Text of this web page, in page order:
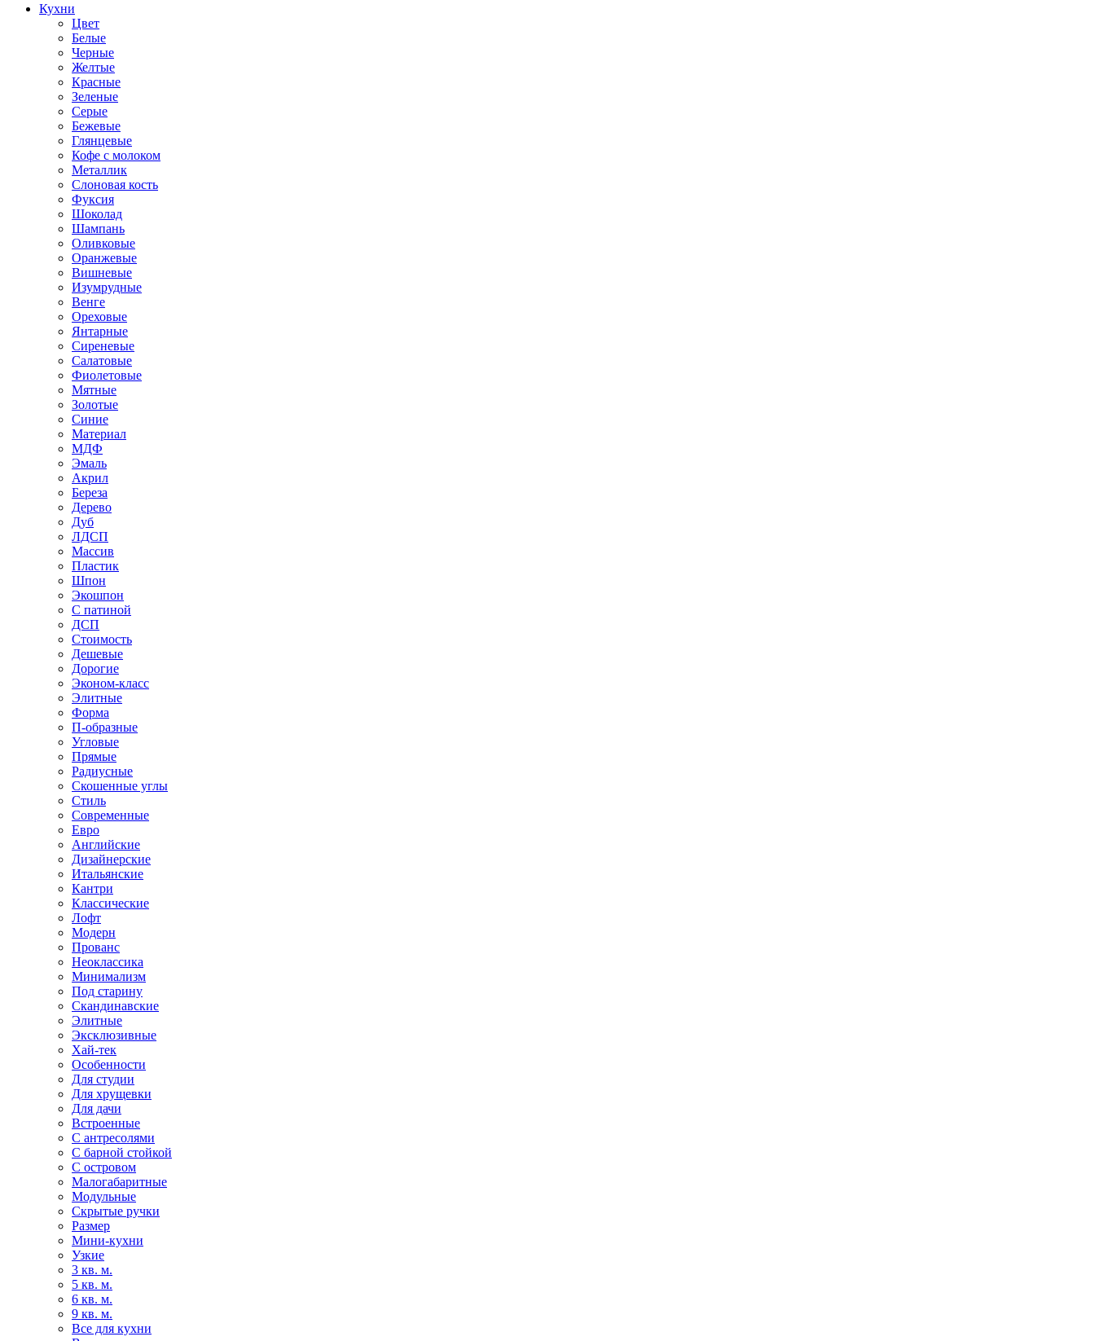
Кухни
Цвет
Белые
Черные
Желтые
Красные
Зеленые
Серые
Бежевые
Глянцевые
Кофе с молоком
Металлик
Слоновая кость
Фуксия
Шоколад
Шампань
Оливковые
Оранжевые
Вишневые
Изумрудные
Венге
Ореховые
Янтарные
Сиреневые
Салатовые
Фиолетовые
Мятные
Золотые
Синие
Материал
МДФ
Эмаль
Акрил
Береза
Дерево
Дуб
ЛДСП
Массив
Пластик
Шпон
Экошпон
С патиной
ДСП
Стоимость
Дешевые
Дорогие
Эконом-класс
Элитные
Форма
П-образные
Угловые
Прямые
Радиусные
Скошенные углы
Стиль
Современные
Евро
Английские
Дизайнерские
Итальянские
Кантри
Классические
Лофт
Модерн
Прованс
Неоклассика
Минимализм
Под старину
Скандинавские
Элитные
Эксклюзивные
Хай-тек
Особенности
Для студии
Для хрущевки
Для дачи
Встроенные
С антресолями
С барной стойкой
С островом
Малогабаритные
Модульные
Скрытые ручки
Размер
Мини-кухни
Узкие
3 кв. м.
5 кв. м.
6 кв. м.
9 кв. м.
Все для кухни